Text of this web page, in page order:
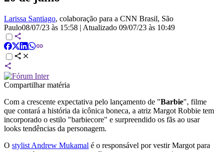
Larissa Santiago, colaboração para a CNN Brasil, São
Paulo08/07/23 às 15:58 | Atualizado 09/07/23 às 10:49
Compartilhar matéria
Com a crescente expectativa pelo lançamento de "Barbie", filme
que contará a história da icônica boneca, a atriz Margot Robbie tem
incorporado o estilo "barbiecore" e surpreendido os fãs ao usar
looks tendências da personagem.
O stylist Andrew Mukamal é o responsável por vestir Margot para